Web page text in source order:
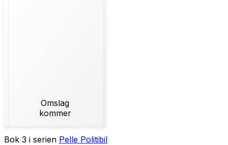
Omslag
kommer
Bok 3 i serien Pelle Politibil